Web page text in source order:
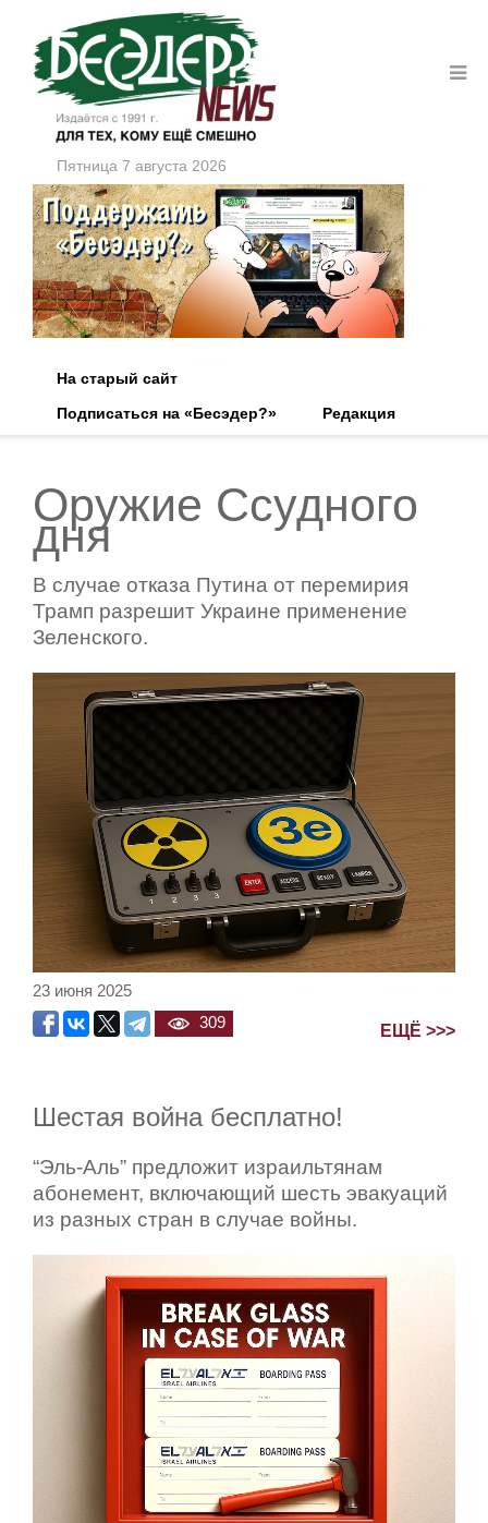
Пятница 7 августа 2026
На старый сайт
Подписаться на «Бесэдер?»
Редакция
Оружие Ссудного
дня
В случае отказа Путина от перемирия
Трамп разрешит Украине применение
Зеленского.
23 июня 2025
309
ЕЩЁ >>>
Шестая война бесплатно!
“Эль-Аль” предложит израильтянам
абонемент, включающий шесть эвакуаций
из разных стран в случае войны.